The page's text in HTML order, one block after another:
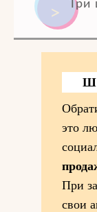
Три
это
При
свои